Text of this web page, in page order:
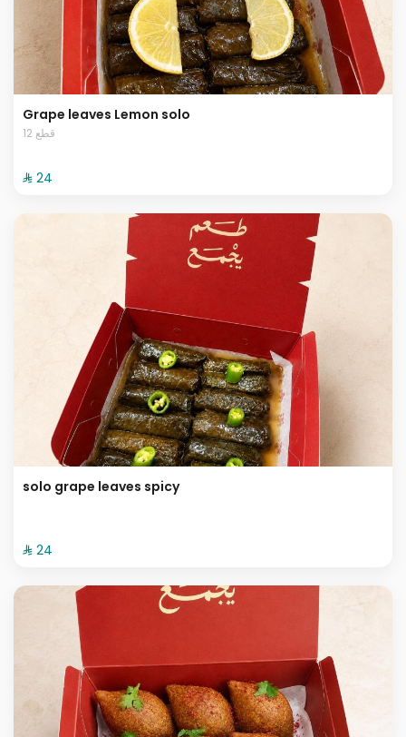
Grape leaves Lemon solo
12 قطع
⁨⁦‪‬ 24⁩
solo grape leaves spicy
⁨⁦‪‬ 24⁩